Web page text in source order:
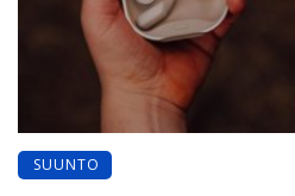
SUUNTO